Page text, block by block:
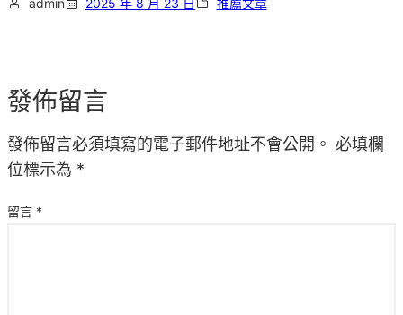
admin 2025 年 8 月 23 日 推薦文章
發佈留言
發佈留言必須填寫的電子郵件地址不會公開。 必填欄
位標示為 *
留言 *